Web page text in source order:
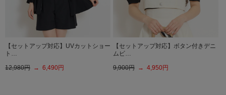
【セットアップ対応】UVカットショー
ト…
12,980円 → 6,490円
【セットアップ対応】ボタン付きデニ
ムビ…
9,900円 → 4,950円